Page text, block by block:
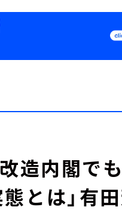
Podcast
改造内閣
とは」有